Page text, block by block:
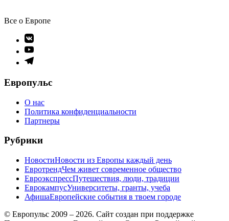
Все о Европе
Элемент
меню
Элемент
меню
Элемент
Европульс
О нас
Политика конфиденциальности
Партнеры
Рубрики
НовостиНовости из Европы каждый день
ЕвротрендЧем живет современное общество
ЕвроэкспрессПутешествия, люди, традиции
ЕврокампусУниверситеты, гранты, учеба
АфишаЕвропейские события в твоем городе
© Европульс 2009 – 2026. Сайт создан при поддержке